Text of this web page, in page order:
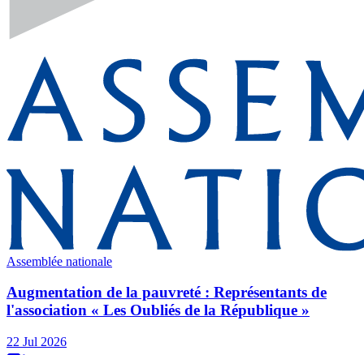
Assemblée nationale
Augmentation de la pauvreté : Représentants de
l'association « Les Oubliés de la République »
22 Jul 2026